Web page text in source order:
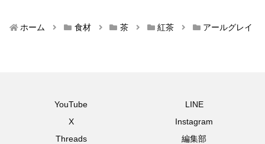
ホーム 食材 茶 紅茶 アールグレイ
YouTube
LINE
X
Instagram
Threads
編集部